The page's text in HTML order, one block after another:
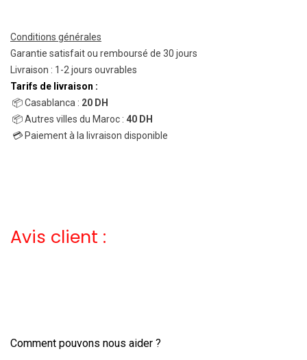
Conditions générales
Garantie satisfait ou remboursé de 30 jours
Livraison : 1-2 jours ouvrables
Tarifs de livraison :
📦 Casablanca : 20 DH
📦 Autres villes du Maroc : 40 DH
💳 Paiement à la livraison disponible
Avis client :
Comment pouvons nous aider ?